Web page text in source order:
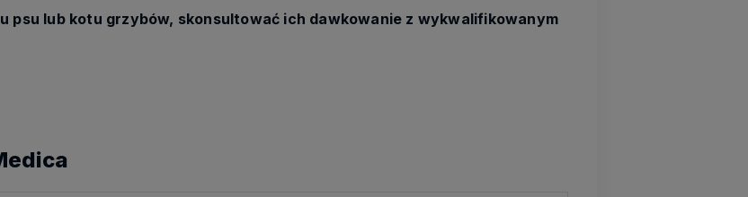
psu lub kotu grzybów, skonsultować ich dawkowanie z wykwalifikowanym